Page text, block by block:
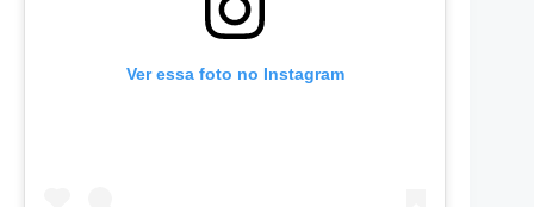
Ver essa foto no Instagram